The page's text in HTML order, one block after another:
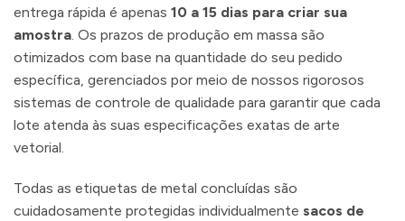
entrega rápida é apenas 10 a 15 dias para criar sua
amostra. Os prazos de produção em massa são
otimizados com base na quantidade do seu pedido
específica, gerenciados por meio de nossos rigorosos
sistemas de controle de qualidade para garantir que cada
lote atenda às suas especificações exatas de arte
vetorial.
Todas as etiquetas de metal concluídas são
cuidadosamente protegidas individualmente sacos de